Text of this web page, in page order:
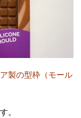
製の型枠（モール
。